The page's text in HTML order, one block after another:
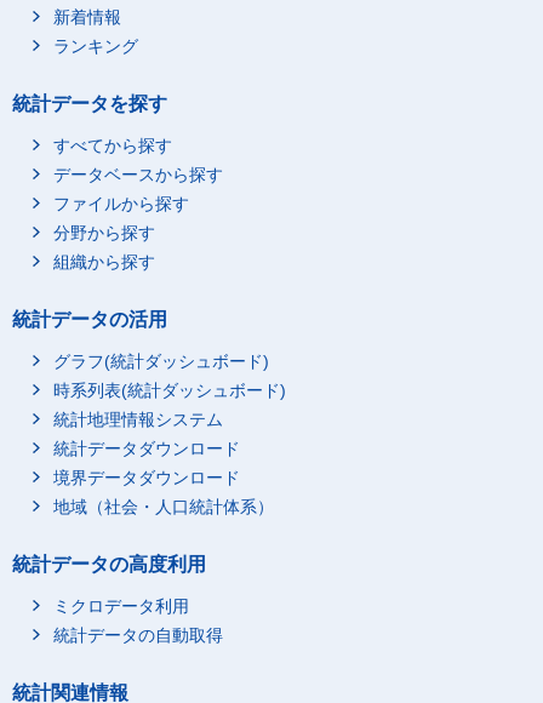
新着情報
ランキング
統計データを探す
すべてから探す
データベースから探す
ファイルから探す
分野から探す
組織から探す
統計データの活用
グラフ(統計ダッシュボード)
時系列表(統計ダッシュボード)
統計地理情報システム
統計データダウンロード
境界データダウンロード
地域（社会・人口統計体系）
統計データの高度利用
ミクロデータ利用
統計データの自動取得
統計関連情報